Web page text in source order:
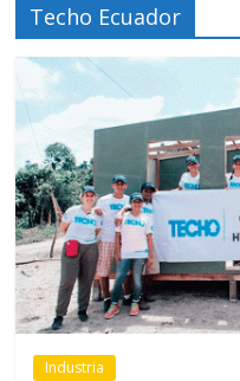
Techo Ecuador
Industria